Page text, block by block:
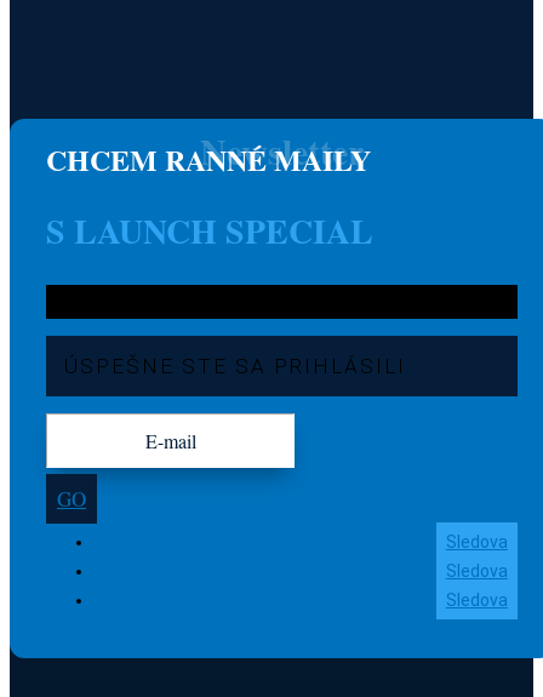
CHCEM RANNÉ MAILY
S LAUNCH SPECIAL
Newsletter
ÚSPEŠNE STE SA PRIHLÁSILI
GO
Sledova
Sledova
Sledova